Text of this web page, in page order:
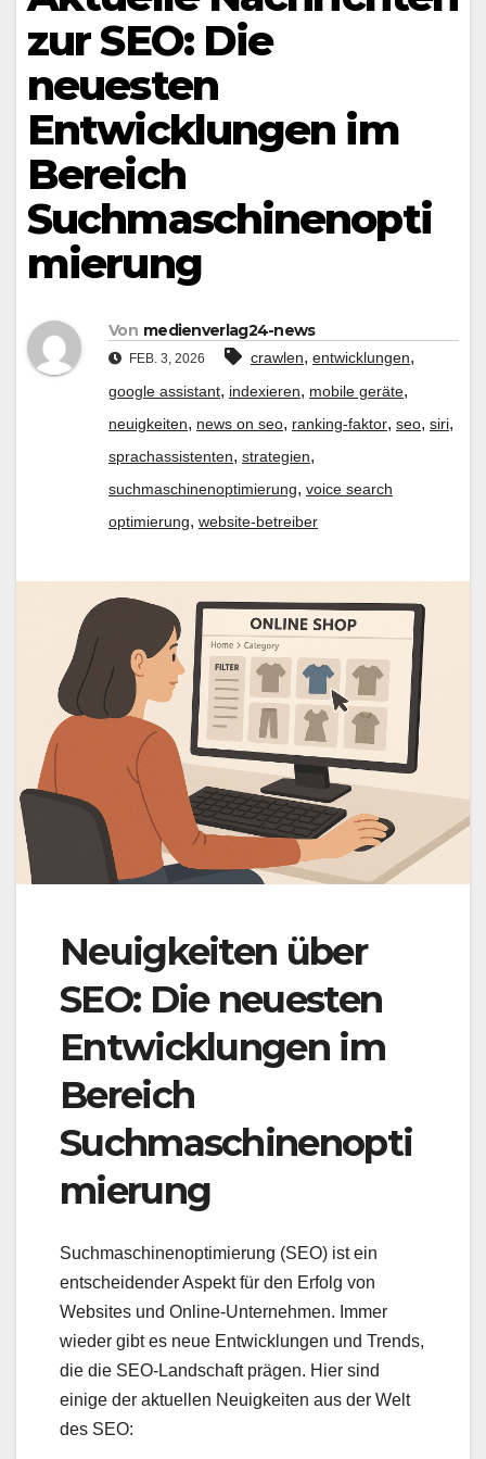
zur SEO: Die
neuesten
Entwicklungen im
Bereich
Suchmaschinenopti
mierung
Von medienverlag24-news
FEB. 3, 2026 crawlen, entwicklungen,
google assistant, indexieren, mobile geräte,
neuigkeiten, news on seo, ranking-faktor, seo, siri,
sprachassistenten, strategien,
suchmaschinenoptimierung, voice search
optimierung, website-betreiber
Neuigkeiten über
SEO: Die neuesten
Entwicklungen im
Bereich
Suchmaschinenopti
mierung
Suchmaschinenoptimierung (SEO) ist ein
entscheidender Aspekt für den Erfolg von
Websites und Online-Unternehmen. Immer
wieder gibt es neue Entwicklungen und Trends,
die die SEO-Landschaft prägen. Hier sind
einige der aktuellen Neuigkeiten aus der Welt
des SEO: